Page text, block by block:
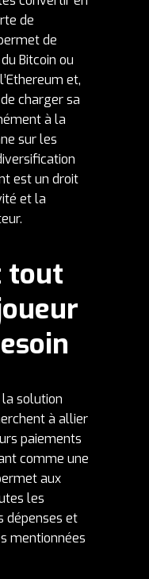
de
de
Bitcoin ou
et,
charger sa
à la
sur les
est un droit
et la
tout
solution
à allier
paiements
comme une
aux
les
dépenses et
mentionnées